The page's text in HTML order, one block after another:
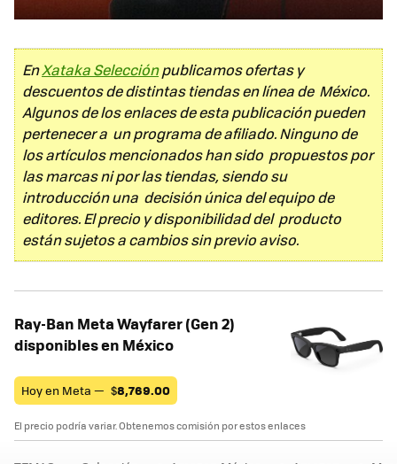
EnXataka Selecciónpublicamos ofertas y
descuentos de distintas tiendas en línea de México.
Algunos de los enlaces de esta publicación pueden
pertenecer a un programa de afiliado. Ninguno de
los artículos mencionados han sido propuestos por
las marcas ni por las tiendas, siendo su
introducción una decisión única del equipo de
editores. El precio y disponibilidad del producto
están sujetos a cambios sin previo aviso.
Ray-Ban Meta Wayfarer (Gen 2)
disponibles en México
Hoy en Meta — $8,769.00
El precio podría variar. Obtenemos comisión por estos enlaces